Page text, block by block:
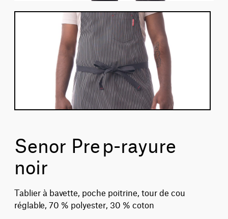
Senor Prep-rayure
noir
Tablier à bavette, poche poitrine, tour de cou
réglable, 70 % polyester, 30 % coton